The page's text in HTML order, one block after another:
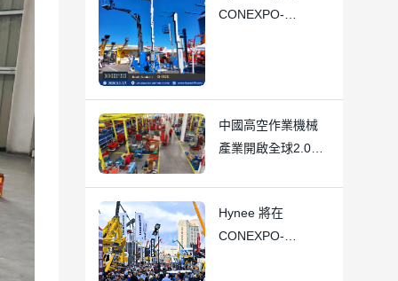
CONEXPO-
中國高空作業機械
產業開啟全球2.0時
Hynee 將在
CONEXPO-